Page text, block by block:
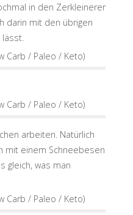
in den Zerkleinerer
darin mit den übrigen
arbeiten. Natürlich
mit einem Schneebesen
gleich, was man